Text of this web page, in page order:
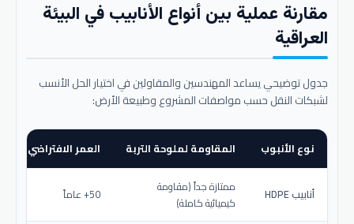
مقارنة عملية بين أنواع الأنابيب في البيئة
العراقية
جدول توضيحي يساعد المهندسين والمقاولين في اختيار الحل الأنسب
لشبكات النقل حسب مواصفات المشروع وطبيعة الأرض:
نوع الأنبوب المقاومة لملوحة التربة العمر الافتراضي
أنابيب HDPE
ممتازة جداً (مقاومة
كيميائية كاملة)
50+ عاماً